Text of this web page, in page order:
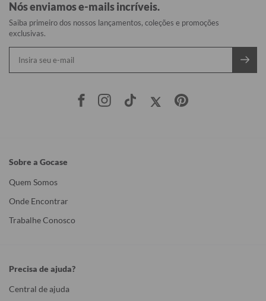
Nós enviamos e-mails incríveis.
Saiba primeiro dos nossos lançamentos, coleções e promoções
exclusivas.
Sobre a Gocase
Quem Somos
Onde Encontrar
Trabalhe Conosco
Precisa de ajuda?
Central de ajuda